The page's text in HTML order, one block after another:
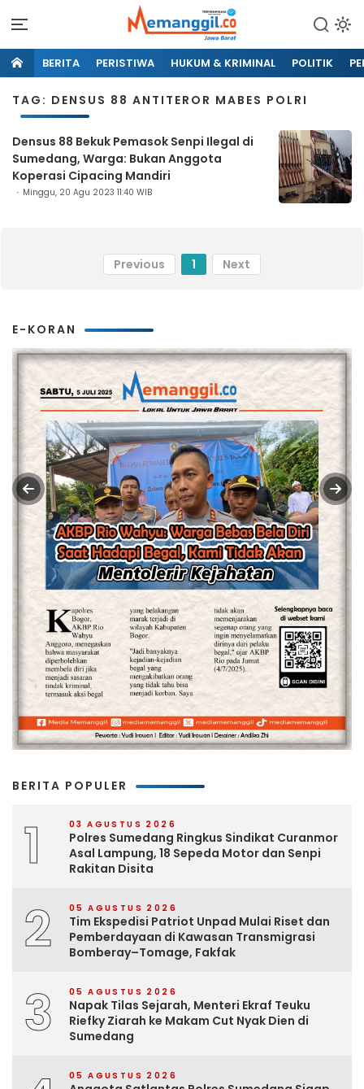
BERITA PERISTIWA HUKUM & KRIMINAL POLITIK
TAG: DENSUS 88 ANTITEROR MABES POLRI
Densus 88 Bekuk Pemasok Senpi Ilegal di
Sumedang, Warga: Bukan Anggota
Koperasi Cipacing Mandiri
Minggu, 20 Agu 2023 11:40 WIB
Previous 1 Next
E-KORAN
BERITA POPULER
1 03 AGUSTUS 2026
Polres Sumedang Ringkus Sindikat Curanmor
Asal Lampung, 18 Sepeda Motor dan Senpi
Rakitan Disita
2 05 AGUSTUS 2026
Tim Ekspedisi Patriot Unpad Mulai Riset dan
Pemberdayaan di Kawasan Transmigrasi
Bomberay–Tomage, Fakfak
3 05 AGUSTUS 2026
Napak Tilas Sejarah, Menteri Ekraf Teuku
Riefky Ziarah ke Makam Cut Nyak Dien di
Sumedang
05 AGUSTUS 2026